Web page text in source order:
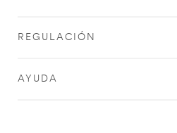
REGULACIÓN
AYUDA